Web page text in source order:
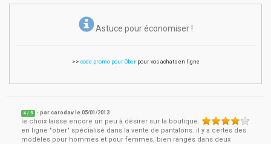
Astuce pour économiser !
>> code promo pour Oberpour vos achats en ligne
4 / 5 - parcarodav le05/01/2013
le choix laisse encore un peu à désirer sur la boutique
en ligne "ober" spécialisé dans la vente de pantalons. il y a certes des
modèles pour hommes et pour femmes, bien rangés dans deux